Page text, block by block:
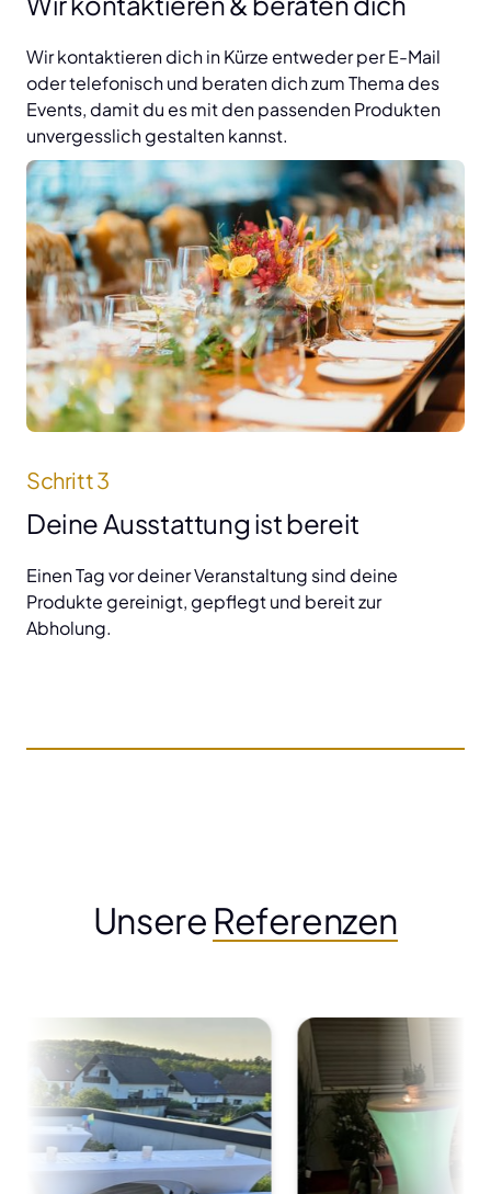
Wir kontaktieren dich in Kürze entweder per E-Mail
oder telefonisch und beraten dich zum Thema des
Events, damit du es mit den passenden Produkten
unvergesslich gestalten kannst.
Schritt 3
Deine Ausstattung ist bereit
Einen Tag vor deiner Veranstaltung sind deine
Produkte gereinigt, gepflegt und bereit zur
Abholung.
Unsere Referenzen